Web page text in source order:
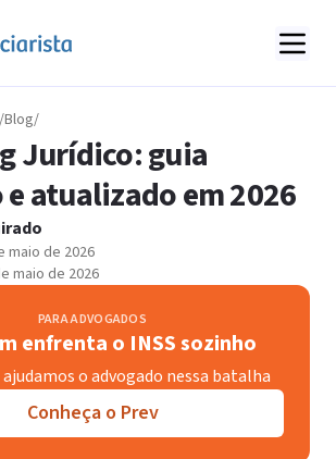
/Blog/
Jurídico: guia
atualizado em 2026
maio de 2026
maio de 2026
PARA ADVOGADOS
enfrenta o INSS sozinho
o advogado nessa batalha
Conheça o Prev